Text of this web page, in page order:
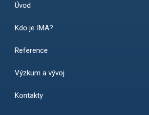
Úvod
Kdo je IMA?
Reference
Výzkum a vývoj
Kontakty